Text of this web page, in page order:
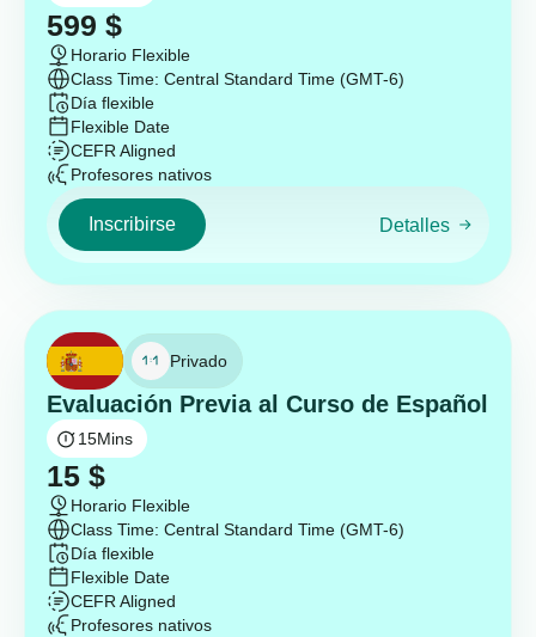
599 $
Horario Flexible
Class Time: Central Standard Time (GMT-6)
Día flexible
Flexible Date
CEFR Aligned
Profesores nativos
Inscribirse Detalles
Privado
Evaluación Previa al Curso de Español
15Mins
15 $
Horario Flexible
Class Time: Central Standard Time (GMT-6)
Día flexible
Flexible Date
CEFR Aligned
Profesores nativos